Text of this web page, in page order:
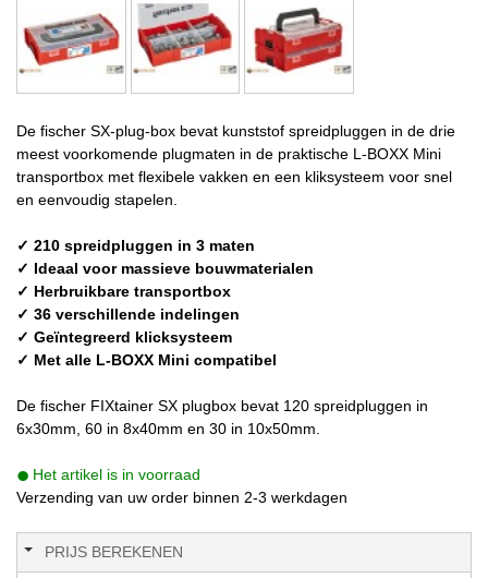
De fischer SX-plug-box bevat kunststof spreidpluggen in de drie
meest voorkomende plugmaten in de praktische L-BOXX Mini
transportbox met flexibele vakken en een kliksysteem voor snel
en eenvoudig stapelen.
✓ 210 spreidpluggen in 3 maten
✓ Ideaal voor massieve bouwmaterialen
✓ Herbruikbare transportbox
✓ 36 verschillende indelingen
✓ Geïntegreerd klicksysteem
✓ Met alle L-BOXX Mini compatibel
De fischer FIXtainer SX plugbox bevat 120 spreidpluggen in
6x30mm, 60 in 8x40mm en 30 in 10x50mm.
Het artikel is in voorraad
Verzending van uw order binnen 2-3 werkdagen
PRIJS BEREKENEN